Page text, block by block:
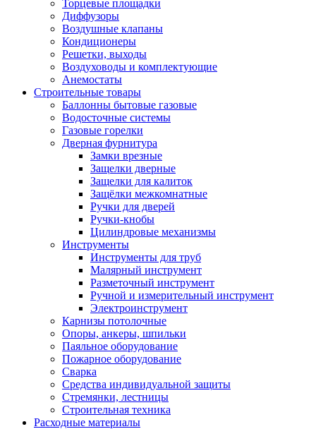
Торцевые площадки
Диффузоры
Воздушные клапаны
Кондиционеры
Решетки, выходы
Воздуховоды и комплектующие
Анемостаты
Строительные товары
Баллонны бытовые газовые
Водосточные системы
Газовые горелки
Дверная фурнитура
Замки врезные
Защелки дверные
Защелки для калиток
Защёлки межкомнатные
Ручки для дверей
Ручки-кнобы
Цилиндровые механизмы
Инструменты
Инструменты для труб
Малярный инструмент
Разметочный инструмент
Ручной и измерительный инструмент
Электроинструмент
Карнизы потолочные
Опоры, анкеры, шпильки
Паяльное оборудование
Пожарное оборудование
Сварка
Средства индивидуальной защиты
Стремянки, лестницы
Строительная техника
Расходные материалы